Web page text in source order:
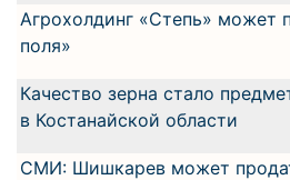
Агрохолдинг «Степь» может
поля»
Качество зерна стало
в Костанайской области
СМИ: Шишкарев может